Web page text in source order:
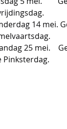
14 mei.
25 mei.
Pinksterdag.